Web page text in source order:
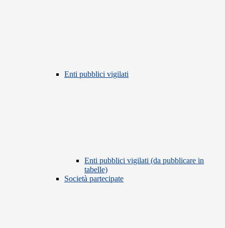
Enti pubblici vigilati
Enti pubblici vigilati (da pubblicare in
tabelle)
Società partecipate